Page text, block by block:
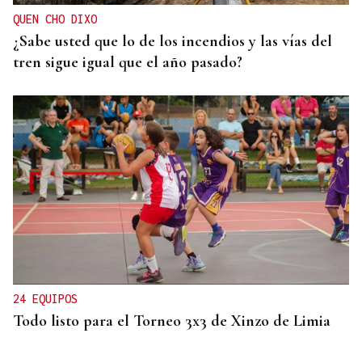
QUEN CHO DIXO
¿Sabe usted que lo de los incendios y las vías del
tren sigue igual que el año pasado?
24 EQUIPOS
Todo listo para el Torneo 3x3 de Xinzo de Limia